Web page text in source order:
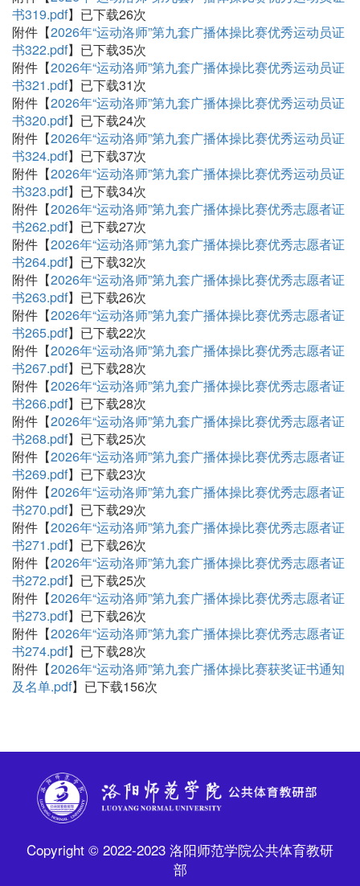
书319.pdf】已下载26次
附件【2026年“运动洛师”第九套广播体操比赛优秀运动员证
书322.pdf】已下载35次
附件【2026年“运动洛师”第九套广播体操比赛优秀运动员证
书321.pdf】已下载31次
附件【2026年“运动洛师”第九套广播体操比赛优秀运动员证
书320.pdf】已下载24次
附件【2026年“运动洛师”第九套广播体操比赛优秀运动员证
书324.pdf】已下载37次
附件【2026年“运动洛师”第九套广播体操比赛优秀运动员证
书323.pdf】已下载34次
附件【2026年“运动洛师”第九套广播体操比赛优秀志愿者证
书262.pdf】已下载27次
附件【2026年“运动洛师”第九套广播体操比赛优秀志愿者证
书264.pdf】已下载32次
附件【2026年“运动洛师”第九套广播体操比赛优秀志愿者证
书263.pdf】已下载26次
附件【2026年“运动洛师”第九套广播体操比赛优秀志愿者证
书265.pdf】已下载22次
附件【2026年“运动洛师”第九套广播体操比赛优秀志愿者证
书267.pdf】已下载28次
附件【2026年“运动洛师”第九套广播体操比赛优秀志愿者证
书266.pdf】已下载28次
附件【2026年“运动洛师”第九套广播体操比赛优秀志愿者证
书268.pdf】已下载25次
附件【2026年“运动洛师”第九套广播体操比赛优秀志愿者证
书269.pdf】已下载23次
附件【2026年“运动洛师”第九套广播体操比赛优秀志愿者证
书270.pdf】已下载29次
附件【2026年“运动洛师”第九套广播体操比赛优秀志愿者证
书271.pdf】已下载26次
附件【2026年“运动洛师”第九套广播体操比赛优秀志愿者证
书272.pdf】已下载25次
附件【2026年“运动洛师”第九套广播体操比赛优秀志愿者证
书273.pdf】已下载26次
附件【2026年“运动洛师”第九套广播体操比赛优秀志愿者证
书274.pdf】已下载28次
附件【2026年“运动洛师”第九套广播体操比赛获奖证书通知
及名单.pdf】已下载156次
Copyright © 2022-2023 洛阳师范学院公共体育教研
部